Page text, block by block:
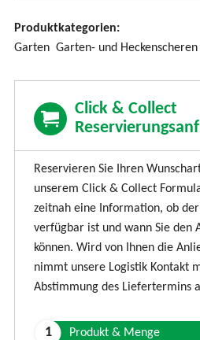
n
e
Produktkategorien:
Garten Garten- und Heckenscheren
Click & Collect
Reservieren Sie Ihren
unserem Click & Collect
zeitnah eine Information, ob
verfügbar ist und wann Sie den
können. Wird von Ihnen die
nimmt unsere Logistik Kontakt
Abstimmung des Liefertermins
Produkt & Menge